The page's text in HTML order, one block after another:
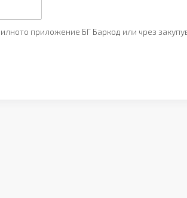
приложение БГ Баркод или чрез